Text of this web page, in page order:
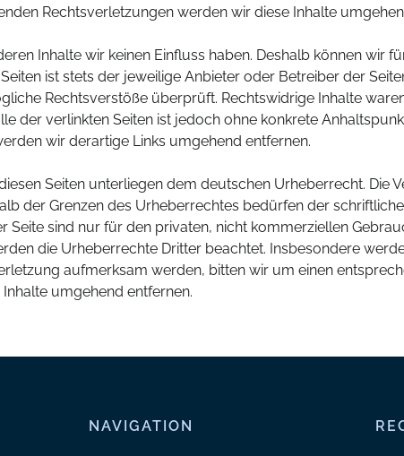
Rechtsverletzungen werden wir diese Inhalte
Inhalte wir keinen Einfluss haben. Deshalb können wir
ist stets der jeweilige Anbieter oder Betreiber der
Rechtsverstöße überprüft. Rechtswidrige Inhalte
der verlinkten Seiten ist jedoch ohne konkrete
wir derartige Links umgehend entfernen.
Seiten unterliegen dem deutschen Urheberrecht. Die
der Grenzen des Urheberrechtes bedürfen der
sind nur für den privaten, nicht kommerziellen
die Urheberrechte Dritter beachtet. Insbesondere
aufmerksam werden, bitten wir um einen
umgehend entfernen.
NAVIGATION